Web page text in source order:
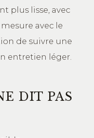
plus lisse, avec
avec le
de suivre une
entretien léger.
DIT PAS